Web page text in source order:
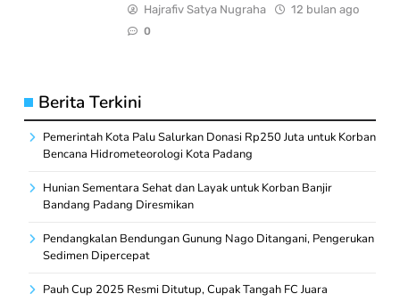
Hajrafiv Satya Nugraha 12 bulan ago
0
Berita Terkini
Pemerintah Kota Palu Salurkan Donasi Rp250 Juta untuk Korban
Bencana Hidrometeorologi Kota Padang
Hunian Sementara Sehat dan Layak untuk Korban Banjir
Bandang Padang Diresmikan
Pendangkalan Bendungan Gunung Nago Ditangani, Pengerukan
Sedimen Dipercepat
Pauh Cup 2025 Resmi Ditutup, Cupak Tangah FC Juara